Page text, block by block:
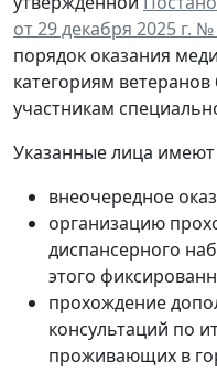
от 29 декабря 2025 г.
порядок оказания
категориям
участникам
Указанные лица
внеочередное
организацию
диспансерного
этого
прохождение
консультаций по
проживающих в